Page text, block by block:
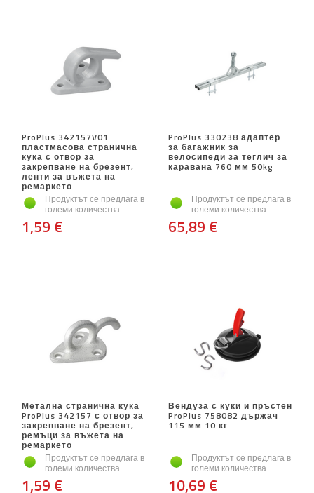
ProPlus 342157V01
пластмасова странична
кука с отвор за
закрепване на брезент,
ленти за въжета на
ремаркето
Продуктът се предлага в
големи количества
1,59 €
ProPlus 330238 адаптер
за багажник за
велосипеди за теглич за
каравана 760 мм 50kg
Продуктът се предлага в
големи количества
65,89 €
Метална странична кука
ProPlus 342157 с отвор за
закрепване на брезент,
ремъци за въжета на
ремаркето
Продуктът се предлага в
големи количества
1,59 €
Вендуза с куки и пръстен
ProPlus 758082 държач
115 мм 10 кг
Продуктът се предлага в
големи количества
10,69 €